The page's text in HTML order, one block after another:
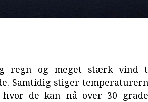
regn og meget stærk vind
Samtidig stiger
de kan nå over 30